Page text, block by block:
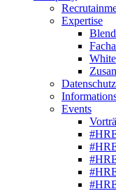
Expertise
Events